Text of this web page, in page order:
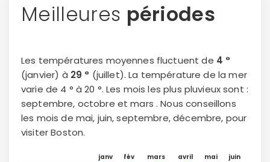
Meilleures périodes
Les températures moyennes fluctuent de 4 °
(janvier) à 29 ° (juillet). La température de la mer
varie de 4 ° à 20 °. Les mois les plus pluvieux sont :
septembre, octobre et mars . Nous conseillons
les mois de mai, juin, septembre, décembre, pour
visiter Boston.
janv fév mars avril mai juin